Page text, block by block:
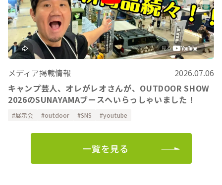
メディア掲載情報
2026.07.06
キャンプ芸人、オレがレオさんが、OUTDOOR SHOW
2026のSUNAYAMAブースへいらっしゃいました！
展示会 outdoor SNS youtube
一覧を見る